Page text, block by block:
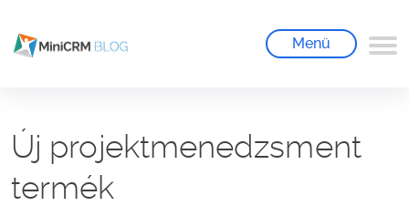
Menü
Új projektmenedzsment
termék